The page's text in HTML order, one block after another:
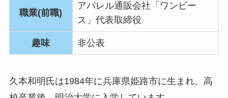
職業(前職)
アパレル通販会社「ワンピー
ス」代表取締役
趣味 非公表
久本和明氏は1984年に兵庫県姫路市に生まれ、高